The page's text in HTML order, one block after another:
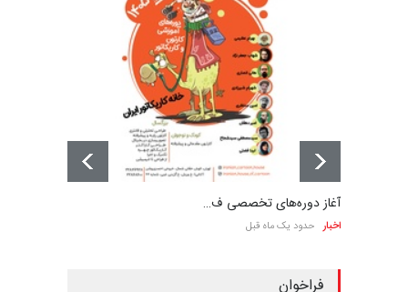
آغاز دوره‌های تخصصی ف…
اخبار حدود یک ماه قبل
فراخوان